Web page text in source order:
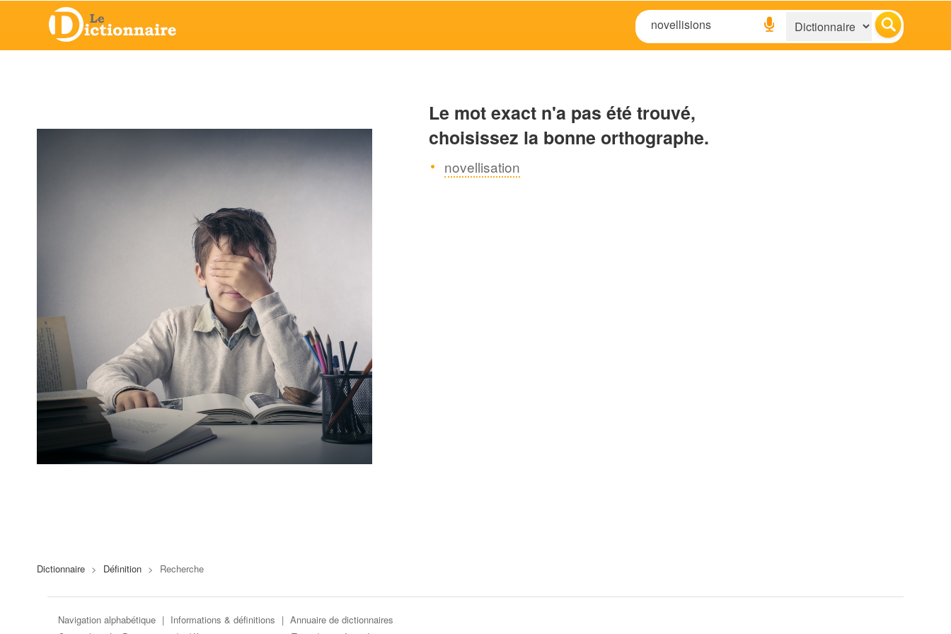
Le mot exact n'a pas été trouvé,
choisissez la bonne orthographe.
novellisation
Dictionnaire > Définition > Recherche
Navigation alphabétique | Informations & définitions | Annuaire de dictionnaires